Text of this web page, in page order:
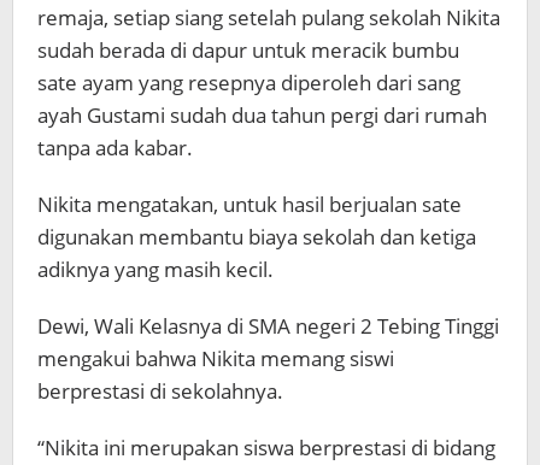
remaja, setiap siang setelah pulang sekolah Nikita
sudah berada di dapur untuk meracik bumbu
sate ayam yang resepnya diperoleh dari sang
ayah Gustami sudah dua tahun pergi dari rumah
tanpa ada kabar.
Nikita mengatakan, untuk hasil berjualan sate
digunakan membantu biaya sekolah dan ketiga
adiknya yang masih kecil.
Dewi, Wali Kelasnya di SMA negeri 2 Tebing Tinggi
mengakui bahwa Nikita memang siswi
berprestasi di sekolahnya.
“Nikita ini merupakan siswa berprestasi di bidang